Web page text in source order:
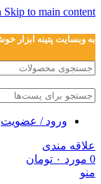
Skip to main content
به وبسایت پتینه ابزار خوش
ورود / عضویت
علاقه مندی
0 مورد ۰ تومان
منو